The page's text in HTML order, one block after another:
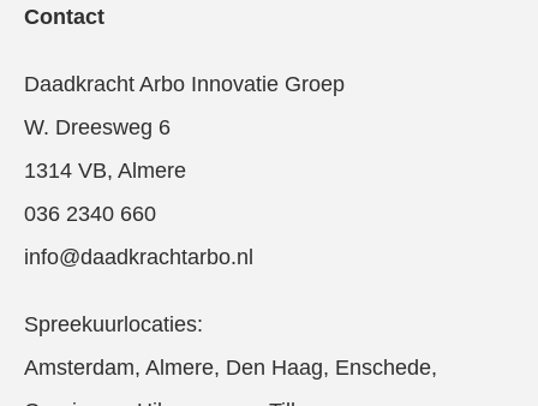
Contact
Daadkracht Arbo Innovatie Groep
W. Dreesweg 6
1314 VB, Almere
036 2340 660
info@daadkrachtarbo.nl
Spreekuurlocaties:
Amsterdam, Almere, Den Haag, Enschede,